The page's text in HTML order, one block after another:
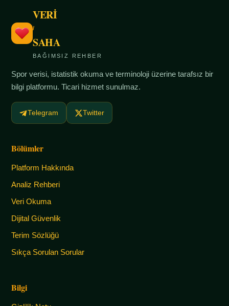
VERİ
/
SAHA
BAĞIMSIZ REHBER
Spor verisi, istatistik okuma ve terminoloji üzerine tarafsız bir
bilgi platformu. Ticari hizmet sunulmaz.
Telegram Twitter
Bölümler
Platform Hakkında
Analiz Rehberi
Veri Okuma
Dijital Güvenlik
Terim Sözlüğü
Sıkça Sorulan Sorular
Bilgi